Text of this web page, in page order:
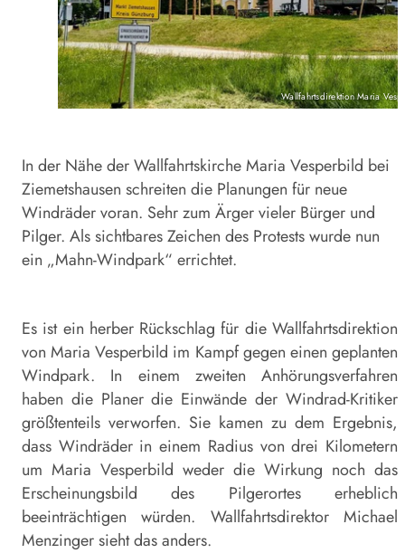
Wallfahrtsdirektion Maria
In der Nähe der Wallfahrtskirche Maria Vesperbild bei
Ziemetshausen schreiten die Planungen für neue
Windräder voran. Sehr zum Ärger vieler Bürger und
Pilger. Als sichtbares Zeichen des Protests wurde nun
ein „Mahn-Windpark“ errichtet.
Es ist ein herber Rückschlag für die Wallfahrtsdirektion
von Maria Vesperbild im Kampf gegen einen geplanten
Windpark. In einem zweiten Anhörungsverfahren
haben die Planer die Einwände der Windrad-Kritiker
größtenteils verworfen. Sie kamen zu dem Ergebnis,
dass Windräder in einem Radius von drei Kilometern
um Maria Vesperbild weder die Wirkung noch das
Erscheinungsbild des Pilgerortes erheblich
beeinträchtigen würden. Wallfahrtsdirektor Michael
Menzinger sieht das anders.